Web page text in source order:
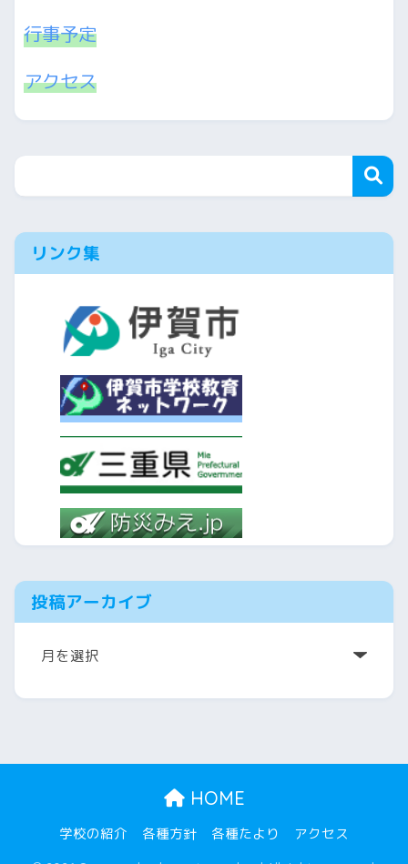
行事予定
アクセス
リンク集
投稿アーカイブ
ア
カ
HOME
学校の紹介 各種方針 各種たより アクセス